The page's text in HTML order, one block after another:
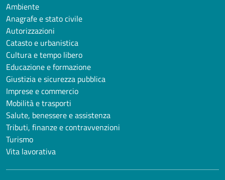
Ambiente
Anagrafe e stato civile
Autorizzazioni
Catasto e urbanistica
Cultura e tempo libero
Educazione e formazione
Giustizia e sicurezza pubblica
Imprese e commercio
Mobilità e trasporti
Salute, benessere e assistenza
Tributi, finanze e contravvenzioni
Turismo
Vita lavorativa